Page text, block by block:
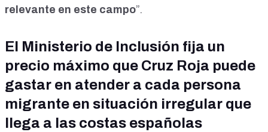
relevante en este campo”.
El Ministerio de Inclusión fija un
precio máximo que Cruz Roja puede
gastar en atender a cada persona
migrante en situación irregular que
llega a las costas españolas